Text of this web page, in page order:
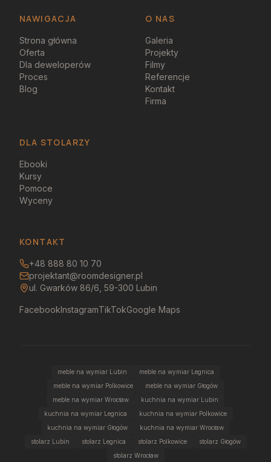
NAWIGACJA O NAS
Strona główna
Oferta
Dla deweloperów
Proces
Blog
Galeria
Projekty
Filmy
Referencje
Kontakt
Firma
DLA STOLARZY
Ebooki
Kursy
Pomoce
Wyceny
KONTAKT
+48 888 80 10 70
projektant@roomdesigner.pl
ul. Gwarków 86/6, 59-300 Lubin
FacebookInstagramTikTokGoogle Maps
meble na wymiar Lubin
meble na wymiar Legnica
meble na wymiar Polkowice
meble na wymiar Głogów
meble na wymiar Wrocław
kuchnia na wymiar Lubin
kuchnia na wymiar Legnica
kuchnia na wymiar Polkowice
kuchnia na wymiar Głogów
kuchnia na wymiar Wrocław
stolarz Lubin
stolarz Legnica stolarz Polkowice
stolarz Głogów
stolarz Wrocław